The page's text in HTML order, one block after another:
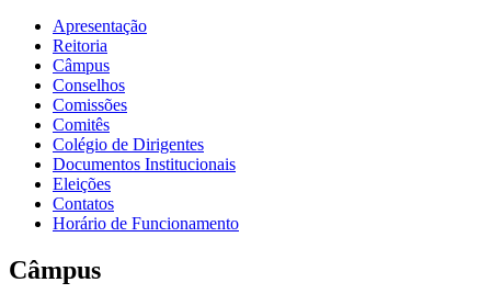
Apresentação
Reitoria
Câmpus
Conselhos
Comissões
Comitês
Colégio de Dirigentes
Documentos Institucionais
Eleições
Contatos
Horário de Funcionamento
Câmpus